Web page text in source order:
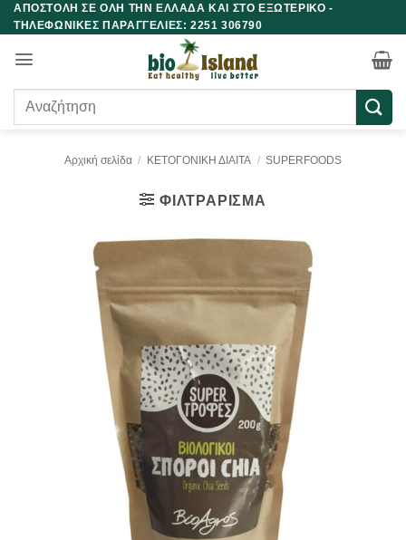
Μετάβαση
στο
περιεχόμενο
ΑΠΟΣΤΟΛΗ ΣΕ ΟΛΗ ΤΗΝ ΕΛΛΑΔΑ ΚΑΙ ΣΤΟ ΕΞΩΤΕΡΙΚΟ -
ΤΗΛΕΦΩΝΙΚΕΣ ΠΑΡΑΓΓΕΛΙΕΣ: 2251 306790
Αναζήτηση
Αρχική σελίδα / ΚΕΤΟΓΟΝΙΚΗ ΔΙΑΙΤΑ / SUPERFOODS
ΦΙΛΤΡΆΡΙΣΜΑ